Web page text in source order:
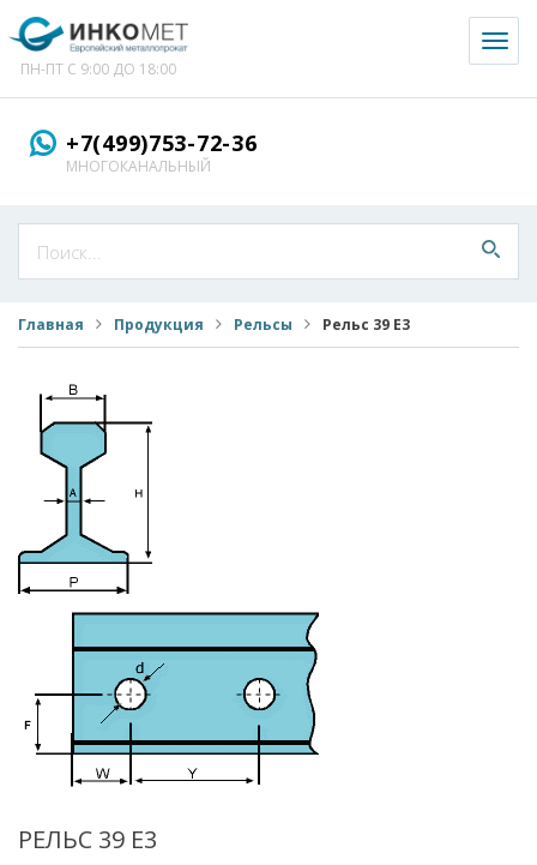
ПН-ПТ С 9:00 ДО 18:00
+7(499)753-72-36
МНОГОКАНАЛЬНЫЙ
Главная Продукция Рельсы Рельс 39 E3
РЕЛЬС 39 E3